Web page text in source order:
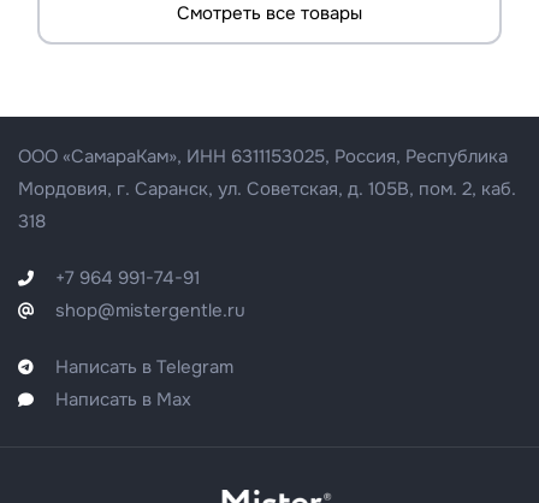
Смотреть все товары
ООО «СамараКам», ИНН 6311153025, Россия, Республика
Мордовия, г. Саранск, ул. Советская, д. 105В, пом. 2, каб.
318
+7 964 991-74-91
shop@mistergentle.ru
Написать в Telegram
Написать в Max